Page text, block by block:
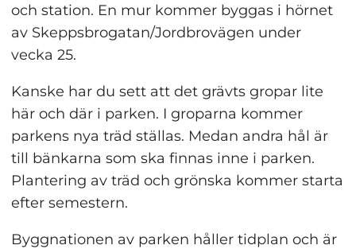
och station. En mur kommer byggas i hörnet
av Skeppsbrogatan/Jordbrovägen under
vecka 25.
Kanske har du sett att det grävts gropar lite
här och där i parken. I groparna kommer
parkens nya träd ställas. Medan andra hål är
till bänkarna som ska finnas inne i parken.
Plantering av träd och grönska kommer starta
efter semestern.
Byggnationen av parken håller tidplan och är